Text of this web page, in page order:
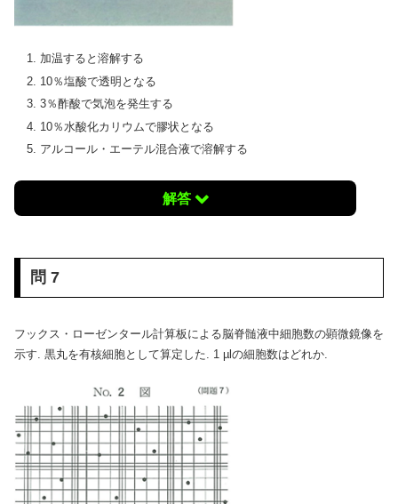
加温すると溶解する
10％塩酸で透明となる
3％酢酸で気泡を発生する
10％水酸化カリウムで膠状となる
アルコール・エーテル混合液で溶解する
解答
問 7
フックス・ローゼンタール計算板による脳脊髄液中細胞数の顕微鏡像を
示す. 黒丸を有核細胞として算定した. 1 µlの細胞数はどれか.